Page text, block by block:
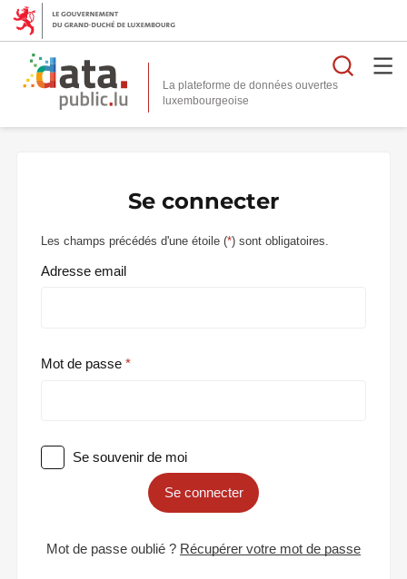
La plateforme de données ouvertes
Se connecter
Les champs précédés d'une étoile (*) sont obligatoires.
Adresse email
Mot de passe
Se souvenir de moi
Se connecter
Mot de passe oublié ? Récupérer votre mot de passe